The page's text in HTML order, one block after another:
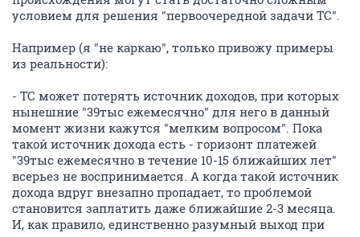
условием для решения "первоочередной задачи ТС".
Например (я "не каркаю", только привожу примеры
из реальности):
- ТС может потерять источник доходов, при которых
нынешние "39тыс ежемесячно" для него в данный
момент жизни кажутся "мелким вопросом". Пока
такой источник дохода есть - горизонт платежей
"39тыс ежемесячно в течение 10-15 ближайших лет"
всерьез не воспринимается. А когда такой источник
дохода вдруг внезапно пропадает, то проблемой
становится заплатить даже ближайшие 2-3 месяца.
И, как правило, единственно разумный выход при